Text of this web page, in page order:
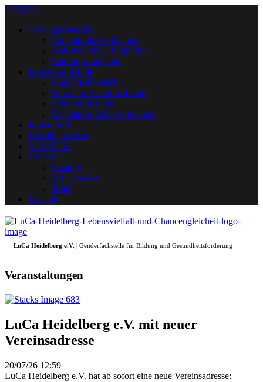
+ MENU
Gewaltprävention
Präventions-Workshops
Anti-Mobbing-Programm
Stärkungsangebote
Jugendberufshilfe
Angebotsübersicht
Berufsinformations-börse
Schulworkshops
Evaluation Schulworkshops
Jugendtreff
Weaving Stories
MOVETIA
Über uns
Satzung
Arbeitsweise
Team
Kontakt
LuCa Heidelberg e.V. | Genderfachstelle für Bildung und Gesundheitsförderung
Veranstaltungen
LuCa Heidelberg e.V. mit neuer
Vereinsadresse
20/07/26 12:59
LuCa Heidelberg e.V. hat ab sofort eine neue Vereinsadresse: